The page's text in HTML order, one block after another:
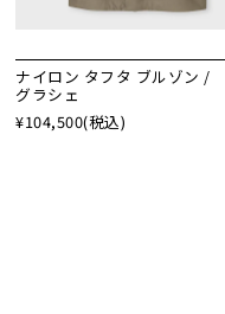
ナイロン タフタ ブルゾン /
グラシェ
¥104,500(税込)